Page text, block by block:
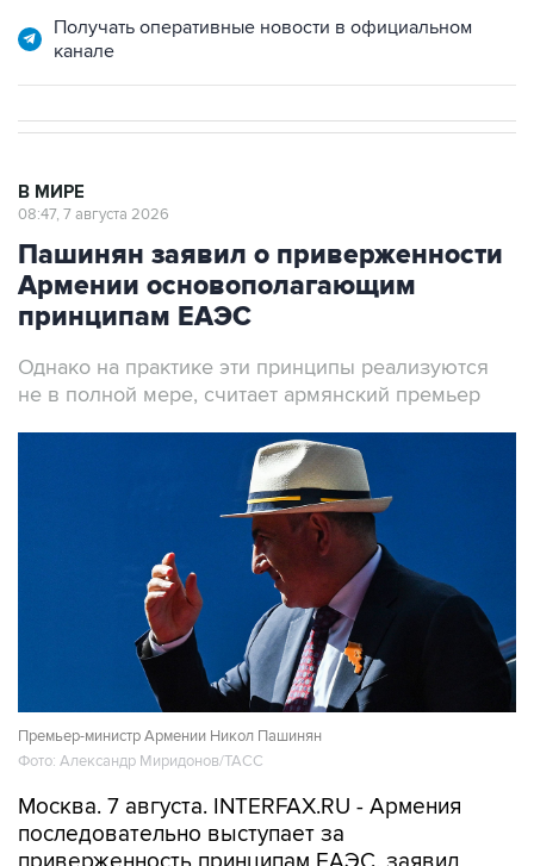
Получать оперативные новости в официальном
канале
В МИРЕ
08:47, 7 августа 2026
Пашинян заявил о приверженности
Армении основополагающим
принципам ЕАЭС
Однако на практике эти принципы реализуются
не в полной мере, считает армянский премьер
Премьер-министр Армении Никол Пашинян
Фото: Александр Миридонов/ТАСС
Москва. 7 августа. INTERFAX.RU - Армения
последовательно выступает за